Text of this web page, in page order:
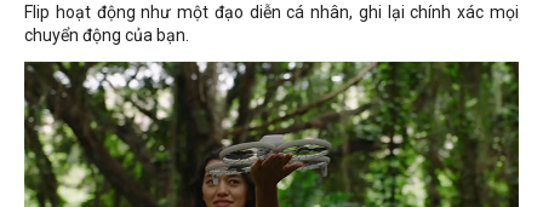
Flip hoạt động như một đạo diễn cá nhân, ghi lại chính xác mọi
chuyển động của bạn.